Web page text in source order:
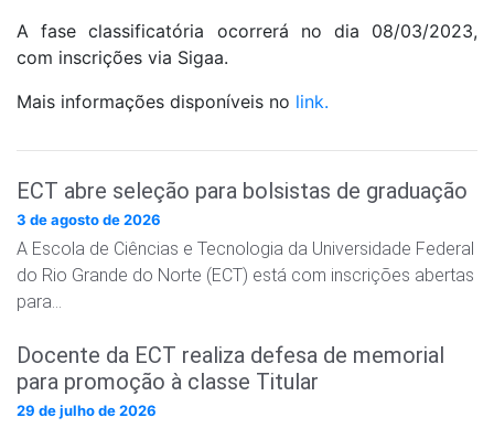
A fase classificatória ocorrerá no dia 08/03/2023,
com inscrições via Sigaa.
Mais informações disponíveis no link.
ECT abre seleção para bolsistas de graduação
3 de agosto de 2026
A Escola de Ciências e Tecnologia da Universidade Federal
do Rio Grande do Norte (ECT) está com inscrições abertas
para…
Docente da ECT realiza defesa de memorial
para promoção à classe Titular
29 de julho de 2026